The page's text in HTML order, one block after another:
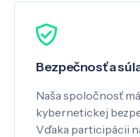
Bezpečnosť a
Naša spoločnosť
kybernetickej
Vďaka participácii